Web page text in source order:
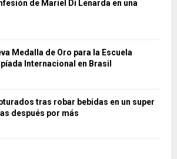
de Mariel Di Lenarda en una
Medalla de Oro para la Escuela
Internacional en Brasil
tras robar bebidas en un super
después por más